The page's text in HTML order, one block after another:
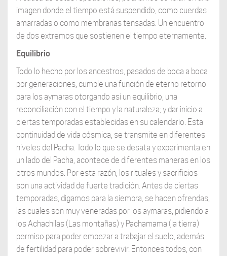
imagen donde el tiempo está suspendido, como cuerdas
amarradas o como membranas tensadas. Un encuentro
de dos extremos que sostienen el tiempo eternamente.
Equilibrio
Todo lo hecho por los ancestros, pasados de boca a boca
por generaciones, cumple una función de eterno retorno
para los aymaras otorgando así un equilibrio, una
reconciliación con el tiempo y la naturaleza; y dar inicio a
ciertas temporadas establecidas en su calendario. Esta
continuidad de vida cósmica, se transmite en diferentes
niveles del Pacha. Todo lo que se desata y experimenta en
un lado del Pacha, acontece de diferentes maneras en los
otros mundos. Por esta razón, los rituales y sacrificios
son una actividad de fuerte tradición. Antes de ciertas
temporadas, digamos para la siembra, se hacen ofrendas,
las cuales son muy veneradas por los aymaras, pidiendo a
los Achachilas (Las montañas) y Pachamama (la tierra)
permiso para poder empezar a trabajar el suelo, además
de fertilidad para poder sobrevivir. Entonces todos, con